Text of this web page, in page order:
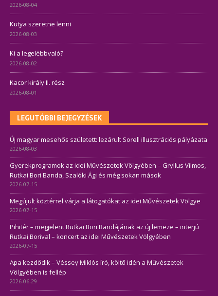
2026-08-04
Kutya szeretne lenni
2026-08-03
Ki a legelébbvaló?
2026-08-02
Kacor király II. rész
2026-08-01
LEGUTÓBBI BEJEGYZÉSEK
Új magyar mesehős született: lezárult Sorell illusztrációs pályázata
2026-08-03
Gyerekprogramok az idei Művészetek Völgyében – Gryllus Vilmos,
Rutkai Bori Banda, Szalóki Ági és még sokan mások
2026-07-15
Megújult köztérrel várja a látogatókat az idei Művészetek Völgye
2026-07-15
Pihitér – megjelent Rutkai Bori Bandájának az új lemeze – interjú
Rutkai Borival – koncert az idei Művészetek Völgyében
2026-07-15
Apa kezdődik – Véssey Miklós író, költő idén a Művészetek
Völgyében is fellép
2026-06-29